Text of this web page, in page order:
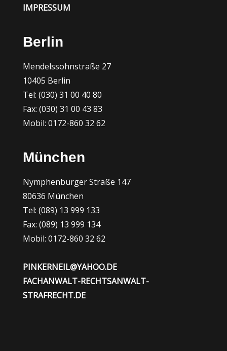
IMPRESSUM
Berlin
Mendelssohnstraße 27
10405 Berlin
Tel: (030) 31 00 40 80
Fax: (030) 31 00 43 83
Mobil: 0172-860 32 62
München
Nymphenburger Straße 147
80636 München
Tel: (089) 13 999 133
Fax: (089) 13 999 134
Mobil: 0172-860 32 62
PINKERNEIL@YAHOO.DE
FACHANWALT-RECHTSANWALT-
STRAFRECHT.DE